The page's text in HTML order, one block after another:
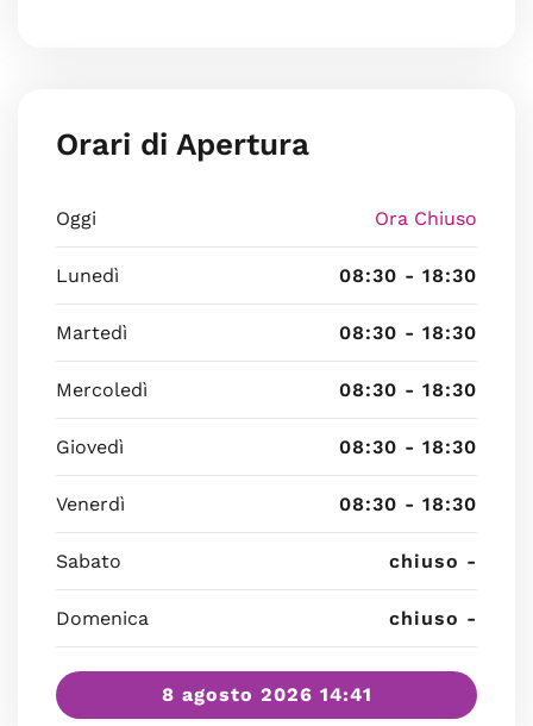
Orari di Apertura
Oggi Ora Chiuso
Lunedì 08:30 - 18:30
Martedì 08:30 - 18:30
Mercoledì 08:30 - 18:30
Giovedì 08:30 - 18:30
Venerdì 08:30 - 18:30
Sabato chiuso -
Domenica chiuso -
8 agosto 2026 14:41